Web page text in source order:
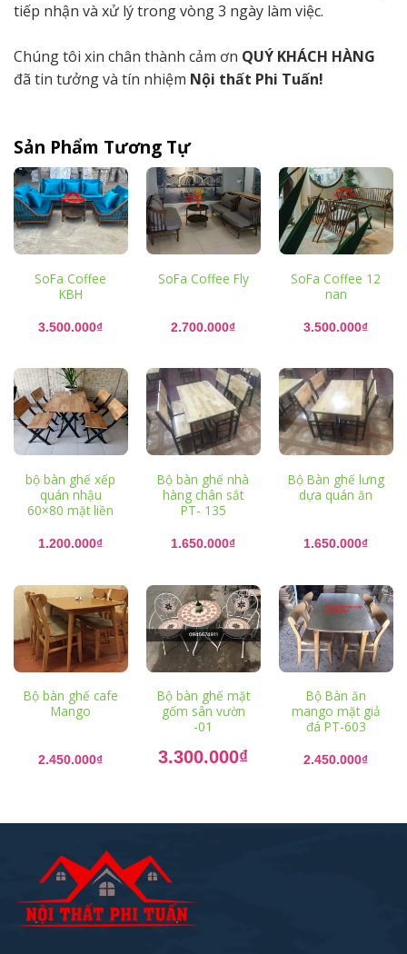
tiếp nhận và xử lý trong vòng 3 ngày làm việc.
Chúng tôi xin chân thành cảm ơn QUÝ KHÁCH HÀNG
đã tin tưởng và tín nhiệm Nội thất Phi Tuấn!
Sản Phẩm Tương Tự
SoFa Coffee
KBH
3.500.000₫
SoFa Coffee Fly
2.700.000₫
SoFa Coffee 12
nan
3.500.000₫
bộ bàn ghế xếp
quán nhậu
60×80 mặt liền
1.200.000₫
Bộ bàn ghế nhà
hàng chân sắt
PT- 135
1.650.000₫
Bộ Bàn ghế lưng
dựa quán ăn
1.650.000₫
Bộ bàn ghế cafe
Mango
2.450.000₫
Bộ bàn ghế mặt
gốm sân vườn
-01
Giá
gốc
3.300.000₫
Bộ Bàn ăn
mango mặt giả
đá PT-603
2.450.000₫